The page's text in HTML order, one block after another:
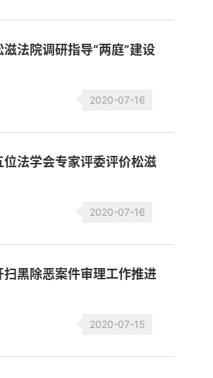
法院调研指导“两庭”建设
2020-07-16
位法学会专家评委评价松滋
2020-07-16
扫黑除恶案件审理工作推进
2020-07-15